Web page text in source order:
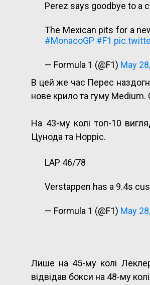
Perez says goodbye to a
The Mexican pits for a
#MonacoGP #F1
— Formula 1 (@F1) May
В цей же час Перес
нове крило та гуму Medium.
На 43-му колі топ-10
Цунода та Норріс.
LAP 46/78
Verstappen has a 9.4s
— Formula 1 (@F1) May
Лише на 45-му колі
відвідав бокси на 48-му